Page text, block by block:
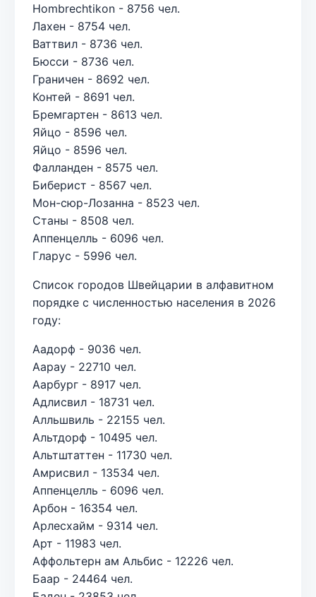
Hombrechtikon - 8756 чел.
Лахен - 8754 чел.
Ваттвил - 8736 чел.
Бюсси - 8736 чел.
Граничен - 8692 чел.
Контей - 8691 чел.
Бремгартен - 8613 чел.
Яйцо - 8596 чел.
Яйцо - 8596 чел.
Фалланден - 8575 чел.
Биберист - 8567 чел.
Мон-сюр-Лозанна - 8523 чел.
Станы - 8508 чел.
Аппенцелль - 6096 чел.
Гларус - 5996 чел.
Список городов Швейцарии в алфавитном
порядке с численностью населения в 2026
году:
Аадорф - 9036 чел.
Аарау - 22710 чел.
Аарбург - 8917 чел.
Адлисвил - 18731 чел.
Алльшвиль - 22155 чел.
Альтдорф - 10495 чел.
Альтштаттен - 11730 чел.
Амрисвил - 13534 чел.
Аппенцелль - 6096 чел.
Арбон - 16354 чел.
Арлесхайм - 9314 чел.
Арт - 11983 чел.
Аффольтерн ам Альбис - 12226 чел.
Баар - 24464 чел.